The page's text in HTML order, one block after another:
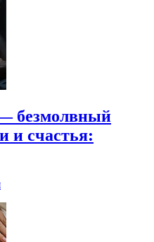
безмолвный
и счастья: